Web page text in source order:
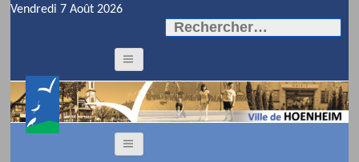
Vendredi 7 Août 2026
Rechercher :